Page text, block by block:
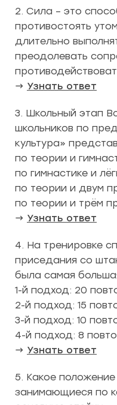
2. Сила – это
противостоять
длительно
преодолевать
→ Узнать ответ
3. Школьный этап
школьников по
культура»
по теории и
по гимнастике и
по теории и двум
по теории и трём
→ Узнать ответ
4. На тренировке
приседания со
была самая
1-й подход: 20
2-й подход: 15
3-й подход: 10
4-й подход: 8
→ Узнать ответ
5. Какое
занимающиеся по